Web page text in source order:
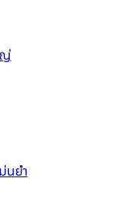
ญ่
นยำ